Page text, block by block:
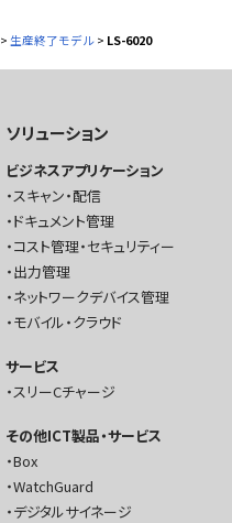
> 生産終了モデル > LS-6020
ソリューション
ビジネスアプリケーション
スキャン・配信
ドキュメント管理
コスト管理・セキュリティー
出力管理
ネットワークデバイス管理
モバイル・クラウド
サービス
スリーCチャージ
その他ICT製品・サービス
Box
WatchGuard
デジタルサイネージ